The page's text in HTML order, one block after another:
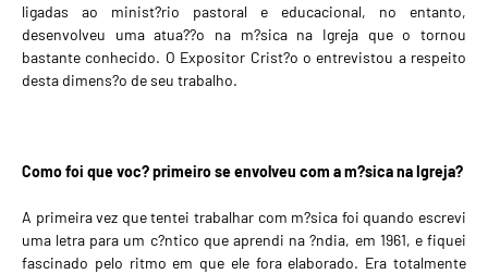
ligadas ao minist?rio pastoral e educacional, no entanto,
desenvolveu uma atua??o na m?sica na Igreja que o tornou
bastante conhecido. O Expositor Crist?o o entrevistou a respeito
desta dimens?o de seu trabalho.
Como foi que voc? primeiro se envolveu com a m?sica na Igreja?
A primeira vez que tentei trabalhar com m?sica foi quando escrevi
uma letra para um c?ntico que aprendi na ?ndia, em 1961, e fiquei
fascinado pelo ritmo em que ele fora elaborado. Era totalmente